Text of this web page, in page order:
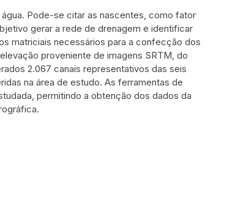
Pode-se citar as nascentes, como fator
gerar a rede de drenagem e identificar
matriciais necessários para a confecção dos
proveniente de imagens SRTM, do
2.067 canais representativos das seis
na área de estudo. As ferramentas de
permitindo a obtenção dos dados da